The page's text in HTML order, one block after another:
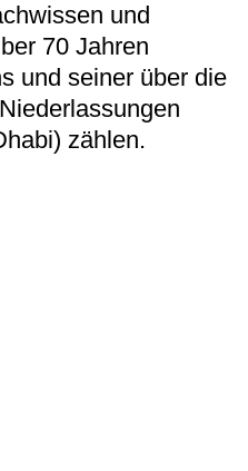
und
70 Jahren
und seiner über die
zählen.